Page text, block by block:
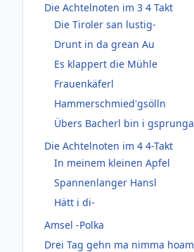
Die Achtelnoten im 3 4 Takt
Die Tiroler san lustig-
Drunt in da grean Au
Es klappert die Mühle
Frauenkäferl
Hammerschmied'gsölln
Übers Bacherl bin i gsprunga
Die Achtelnoten im 4 4-Takt
In meinem kleinen Apfel
Spannenlanger Hansl
Hätt i di-
Amsel -Polka
Drei Tag gehn ma nimma hoam